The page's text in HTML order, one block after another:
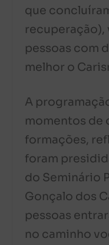
que
recuperação),
pessoas com
melhor o
A
momentos de
formações,
foram
do Seminário
Gonçalo dos
pessoas
no caminho